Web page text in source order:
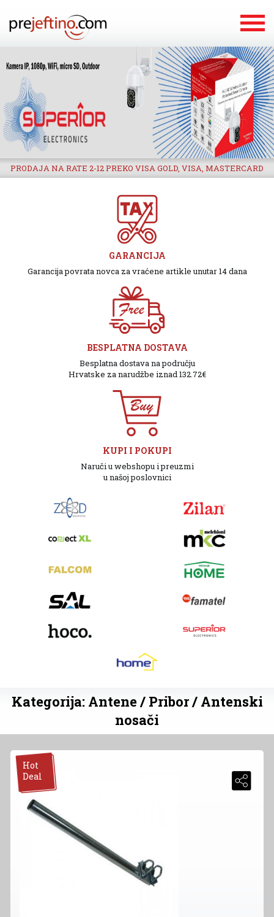
PRODAJA NA RATE 2-12 PREKO VISA GOLD, VISA, MASTERCARD
GARANCIJA
Garancija povrata novca za vraćene artikle unutar 14 dana
BESPLATNA DOSTAVA
Besplatna dostava na području
Hrvatske za narudžbe iznad 132.72€
KUPI I POKUPI
Naruči u webshopu i preuzmi
u našoj poslovnici
Kategorija: Antene / Pribor / Antenski
nosači
Hot
Deal